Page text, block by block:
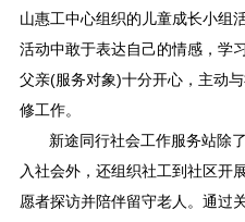
山惠工中心组织的儿童成长小组
活动中敢于表达自己的情感，学
父亲(服务对象)十分开心，主动
修工作。
新途同行社会工作服务站除
入社会外，还组织社工到社区开
愿者探访并陪伴留守老人。通过